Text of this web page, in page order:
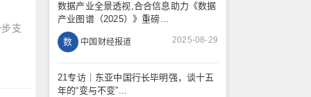
支
数据产业全景透视,合合信息助力《数据
产业图谱（2025）》重磅...
数 中国财经报道 2025-08-29
21专访｜东亚中国行长毕明强，谈十五
年的“变与不变”...